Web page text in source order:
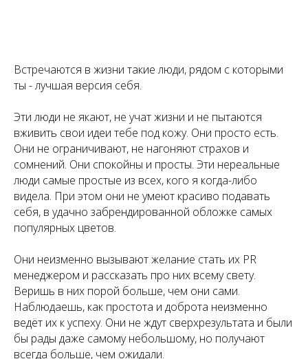
Встречаются в жизни такие люди, рядом с которыми
ты - лучшая версия себя.
Эти люди не якают, не учат жизни и не пытаются
вживить свои идеи тебе под кожу. Они просто есть.
Они не ограничивают, не нагоняют страхов и
сомнений. Они спокойны и просты. Эти нереальные
люди самые простые из всех, кого я когда-либо
видела. При этом они не умеют красиво подавать
себя, в удачно забрендированной обложке самых
популярных цветов.
Они неизменно вызывают желание стать их PR
менеджером и рассказать про них всему свету.
Веришь в них порой больше, чем они сами.
Наблюдаешь, как простота и доброта неизменно
ведёт их к успеху. Они не ждут сверхрезультата и были
бы рады даже самому небольшому, но получают
всегда больше, чем ожидали.